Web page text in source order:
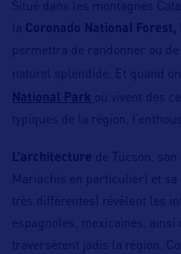
Situé dans les montagnes
la Coronado National Forest,
permettra de randonner ou
naturel splendide. Et quand
National Park où vivent des
typiques de la région,
L’architecture de Tucson, son
Mariachis en particulier) et sa
très différentes) révèlent les
espagnoles, mexicaines, ainsi
traversèrent jadis la région.